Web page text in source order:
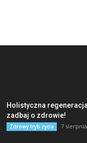
Holistyczna
zadbaj o zdrowie!
Zdrowy tryb życia 7